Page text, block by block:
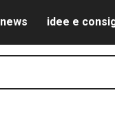
news idee e